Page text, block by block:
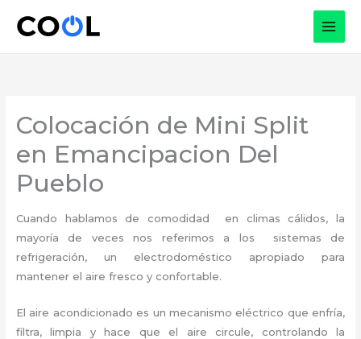
Colocación de Mini Split
en Emancipacion Del
Pueblo
Cuando hablamos de comodidad en climas cálidos, la
mayoría de veces nos referimos a los sistemas de
refrigeración, un electrodoméstico apropiado para
mantener el aire fresco y confortable.
El aire acondicionado es un mecanismo eléctrico que enfría,
filtra, limpia y hace que el aire circule, controlando la